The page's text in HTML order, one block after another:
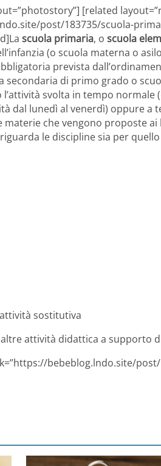
[related
post/183735/scuola-
scuola primaria, o scuola
(o scuola materna o
prevista
secondaria di primo grado o
l’attività svolta in tempo normale
dal lunedì al venerdì) oppure a
materie che vengono proposte
le discipline sia per
sostitutiva
attività didattica a supporto
bebeblog.lndo.site/